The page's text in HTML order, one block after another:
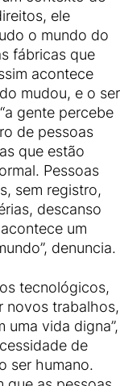
ele
o mundo do
fábricas que
acontece
mudou, e o ser
gente percebe
de pessoas
que estão
Pessoas
sem registro,
descanso
um
denuncia.
tecnológicos,
novos trabalhos,
uma vida digna”,
de
ser humano.